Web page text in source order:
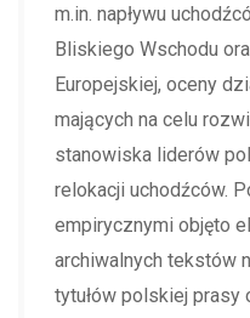
m.in. napływu
Bliskiego Wschodu
Europejskiej, oceny
mających na celu
stanowiska liderów
relokacji uchodźców.
empirycznymi objęto
archiwalnych tekstów
tytułów polskiej prasy